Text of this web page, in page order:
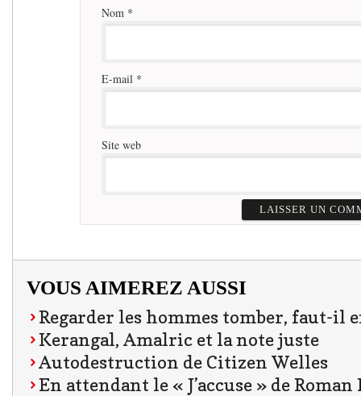
Nom *
E-mail *
Site web
VOUS AIMEREZ AUSSI
Regarder les hommes tomber, faut-il
Kerangal, Amalric et la note juste
Autodestruction de Citizen Welles
En attendant le « J’accuse » de